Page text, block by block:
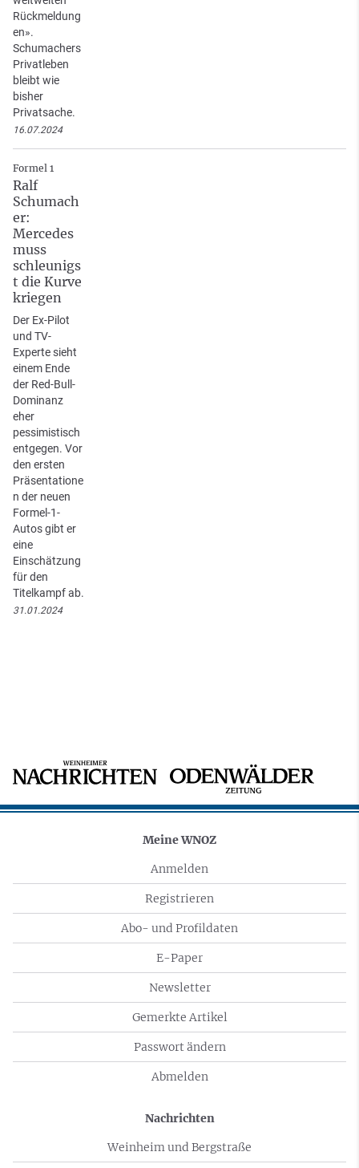
Rückmeldung
en».
Schumachers
Privatleben
bleibt wie
bisher
Privatsache.
16.07.2024
Formel 1
Ralf
Schumach
er:
Mercedes
muss
schleunigs
t die Kurve
kriegen
Der Ex-Pilot
und TV-
Experte sieht
einem Ende
der Red-Bull-
Dominanz
eher
pessimistisch
entgegen. Vor
den ersten
Präsentatione
n der neuen
Formel-1-
Autos gibt er
eine
Einschätzung
für den
Titelkampf ab.
31.01.2024
Meine WNOZ
Anmelden
Registrieren
Abo- und Profildaten
E-Paper
Newsletter
Gemerkte Artikel
Passwort ändern
Abmelden
Nachrichten
Weinheim und Bergstraße